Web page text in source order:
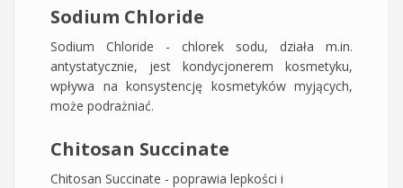
Sodium Chloride
Sodium Chloride - chlorek sodu, działa m.in.
antystatycznie, jest kondycjonerem kosmetyku,
wpływa na konsystencję kosmetyków myjących,
może podrażniać.
Chitosan Succinate
Chitosan Succinate - poprawia lepkości i